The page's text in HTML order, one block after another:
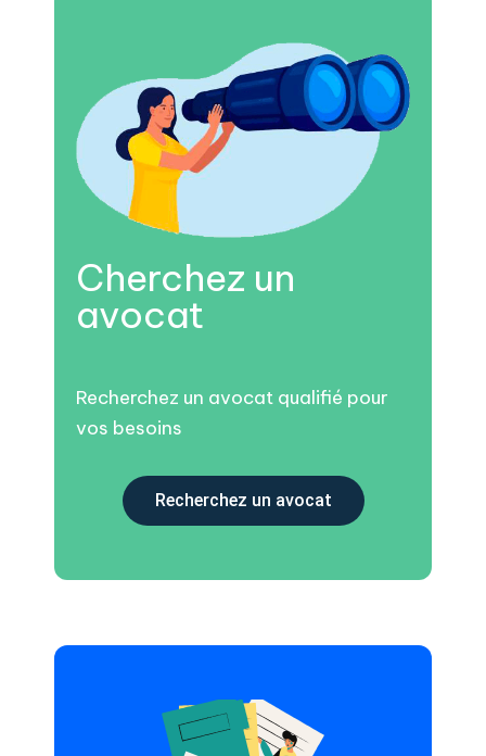
Cherchez un
avocat
Recherchez un avocat qualifié pour
vos besoins
Recherchez un avocat